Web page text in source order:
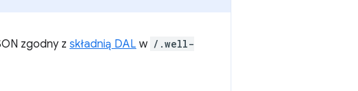
zgodny z składnią DAL w /.well-